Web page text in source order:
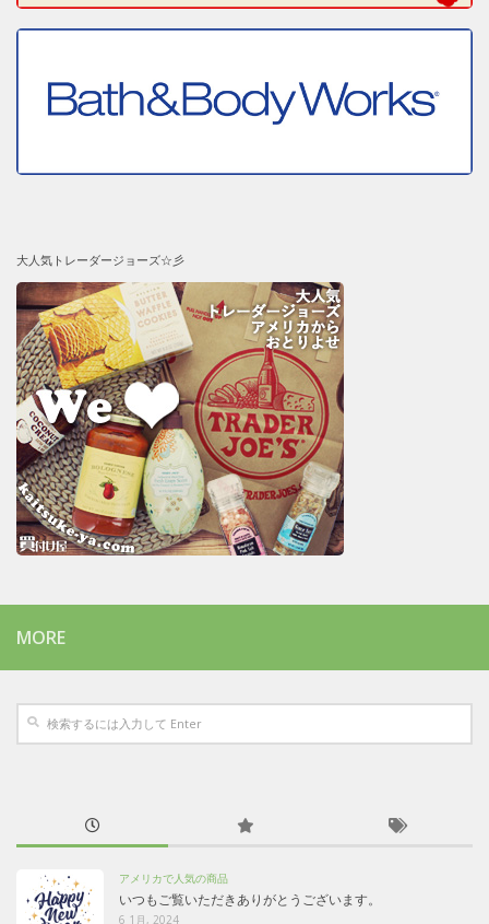
大人気トレーダージョーズ☆彡
MORE
アメリカで人気の商品
いつもご覧いただきありがとうございます。
6 1月, 2024